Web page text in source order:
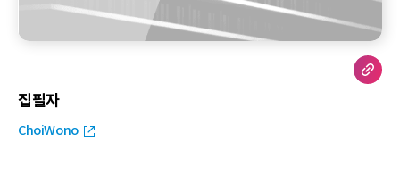
집필자
ChoiWono